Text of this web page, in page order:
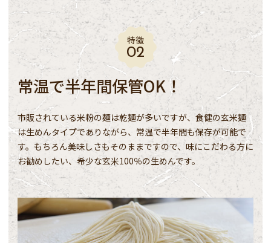
特徴
常温で半年間保管OK！
市販されている米粉の麺は乾麺が多いですが、食健の玄米麺
は生めんタイプでありながら、常温で半年間も保存が可能で
す。もちろん美味しさもそのままですので、味にこだわる方に
お勧めしたい、希少な玄米100％の生めんです。